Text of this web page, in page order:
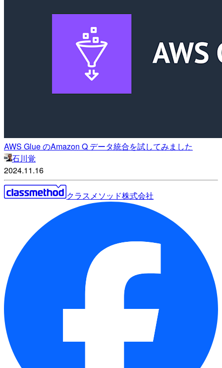
AWS Glue のAmazon Q データ統合を試してみました
石川覚
2024.11.16
クラスメソッド株式会社